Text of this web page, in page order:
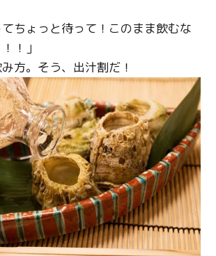
てちょっと待って！このまま飲むな
！」
方。そう、出汁割だ！